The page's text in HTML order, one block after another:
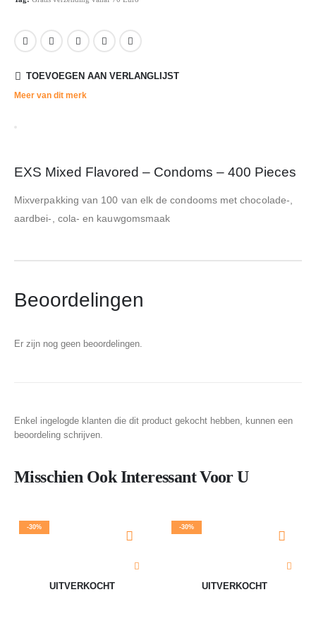
TOEVOEGEN AAN VERLANGLIJST
Meer van dit merk
EXS Mixed Flavored – Condoms – 400 Pieces
Mixverpakking van 100 van elk de condooms met chocolade-,
aardbei-, cola- en kauwgomsmaak
Beoordelingen
Er zijn nog geen beoordelingen.
Enkel ingelogde klanten die dit product gekocht hebben, kunnen een
beoordeling schrijven.
Misschien Ook Interessant Voor U
-30%
UITVERKOCHT
-30%
UITVERKOCHT